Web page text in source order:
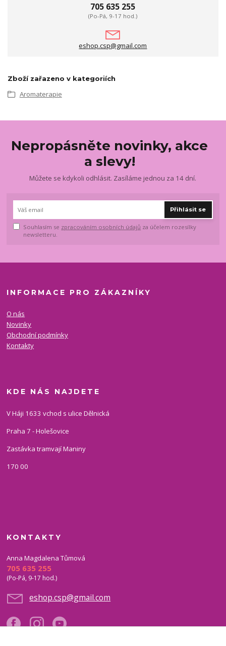
705 635 255
(Po-Pá, 9-17 hod.)
eshop.csp@gmail.com
Zboží zařazeno v kategoriích
Aromaterapie
Nepropásněte novinky, akce
a slevy!
Můžete se kdykoli odhlásit. Zasíláme jednou za 14 dní.
Přihlásit se
Souhlasím se zpracováním osobních údajů za účelem rozesílky
newsletteru.
INFORMACE PRO ZÁKAZNÍKY
O nás
Novinky
Obchodní podmínky
Kontakty
KDE NÁS NAJDETE
V Háji 1633 vchod s ulice Dělnická
Praha 7 - Holešovice
Zastávka tramvají Maniny
170 00
KONTAKTY
Anna Magdalena Tůmová
705 635 255
(Po-Pá, 9-17 hod.)
eshop.csp@gmail.com